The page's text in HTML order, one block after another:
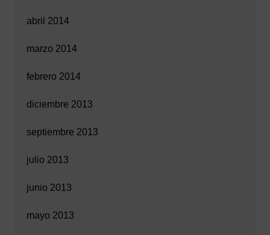
abril 2014
marzo 2014
febrero 2014
diciembre 2013
septiembre 2013
julio 2013
junio 2013
mayo 2013